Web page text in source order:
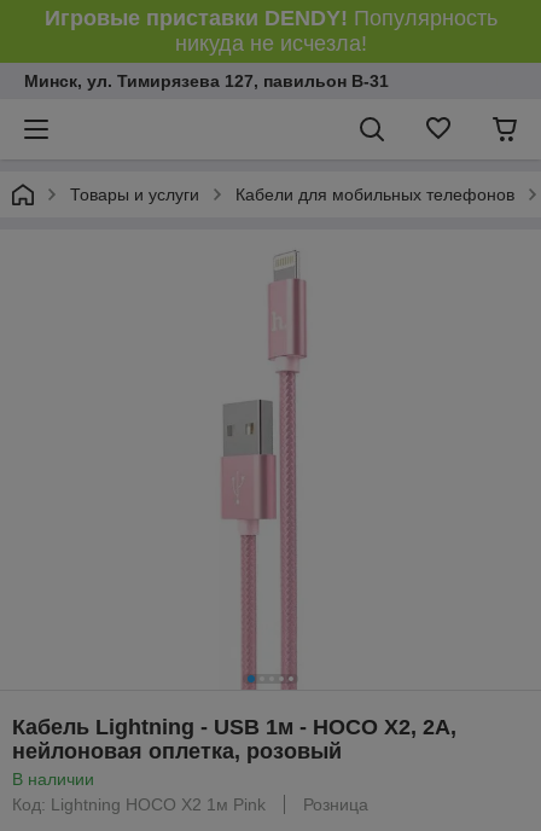
Игровые приставки DENDY! Популярность
никуда не исчезла!
Минск, ул. Тимирязева 127, павильон В-31
Товары и услуги Кабели для мобильных телефонов
Кабель Lightning - USB 1м - HOCO X2, 2A,
нейлоновая оплетка, розовый
В наличии
Код: Lightning HOCO X2 1м Pink
Розница